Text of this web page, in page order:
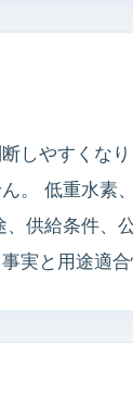
しやすくな
低重水素
供給条件、
実と用途適